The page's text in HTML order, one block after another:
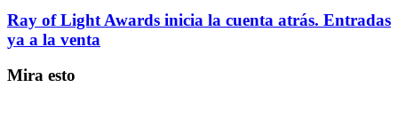
Ray of Light Awards inicia la cuenta atrás. Entradas
ya a la venta
Mira esto